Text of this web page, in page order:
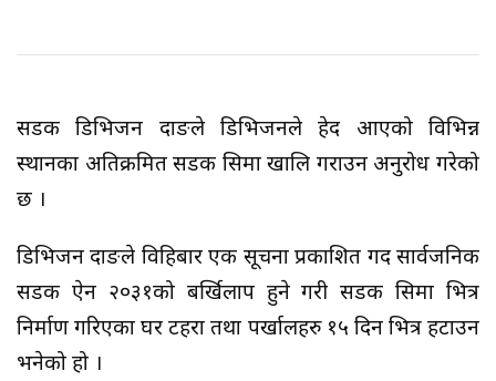
सडक डिभिजन दाङले डिभिजनले हेर्दै आएको विभिन्न
स्थानका अतिक्रमित सडक सिमा खालि गराउन अनुरोध गरेको
छ ।
डिभिजन दाङले विहिबार एक सूचना प्रकाशित गर्दै सार्वजनिक
सडक ऐन २०३१को बर्खिलाप हुने गरी सडक सिमा भित्र
निर्माण गरिएका घर टहरा तथा पर्खालहरु १५ दिन भित्र हटाउन
भनेको हो ।